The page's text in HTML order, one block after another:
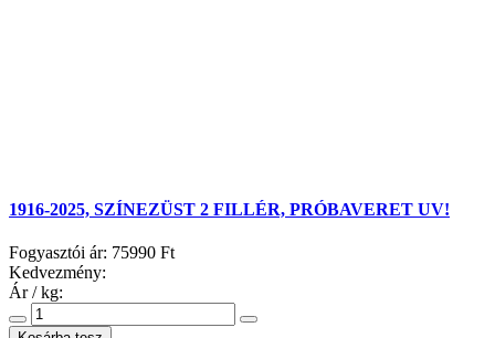
1916-2025, SZÍNEZÜST 2 FILLÉR, PRÓBAVERET UV!
Fogyasztói ár: 75990 Ft
Kedvezmény:
Ár / kg: